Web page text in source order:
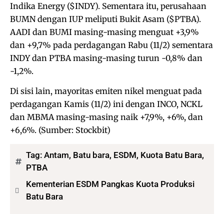
Indika Energy ($INDY). Sementara itu, perusahaan
BUMN dengan IUP meliputi Bukit Asam ($PTBA).
AADI dan BUMI masing-masing menguat +3,9%
dan +9,7% pada perdagangan Rabu (11/2) sementara
INDY dan PTBA masing-masing turun -0,8% dan
-1,2%.
Di sisi lain, mayoritas emiten nikel menguat pada
perdagangan Kamis (11/2) ini dengan INCO, NCKL
dan MBMA masing-masing naik +7,9%, +6%, dan
+6,6%. (Sumber: Stockbit)
Tag: Antam, Batu bara, ESDM, Kuota Batu Bara,
PTBA
Kementerian ESDM Pangkas Kuota Produksi
Batu Bara